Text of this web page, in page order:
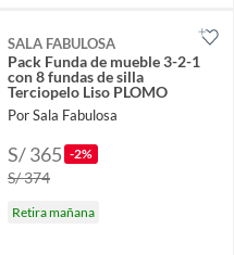
SALA FABULOSA
Pack Funda de mueble 3-2-1
con 8 fundas de silla
Terciopelo Liso PLOMO
Por Sala Fabulosa
S/ 365 -2%
S/ 374
Retira mañana